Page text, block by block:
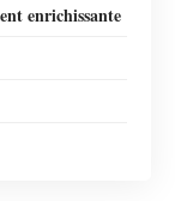
enrichissante